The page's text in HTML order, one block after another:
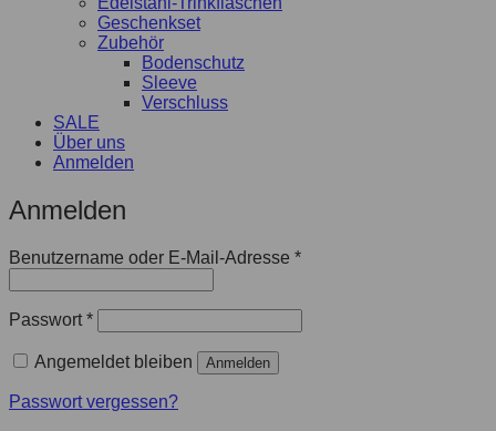
Geschenkset
Zubehör
Bodenschutz
Sleeve
Verschluss
SALE
Über uns
Anmelden
Anmelden
Benutzername oder E-Mail-Adresse *
Passwort*
Angemeldet bleiben Anmelden
Passwort vergessen?